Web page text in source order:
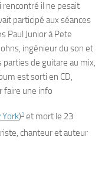
rencontré il ne pesait
participé aux séances
Paul Junior à Pete
ingénieur du son et
parties de guitare au mix,
est sorti en CD,
faire une info
York)1 et mort le 23
chanteur et auteur